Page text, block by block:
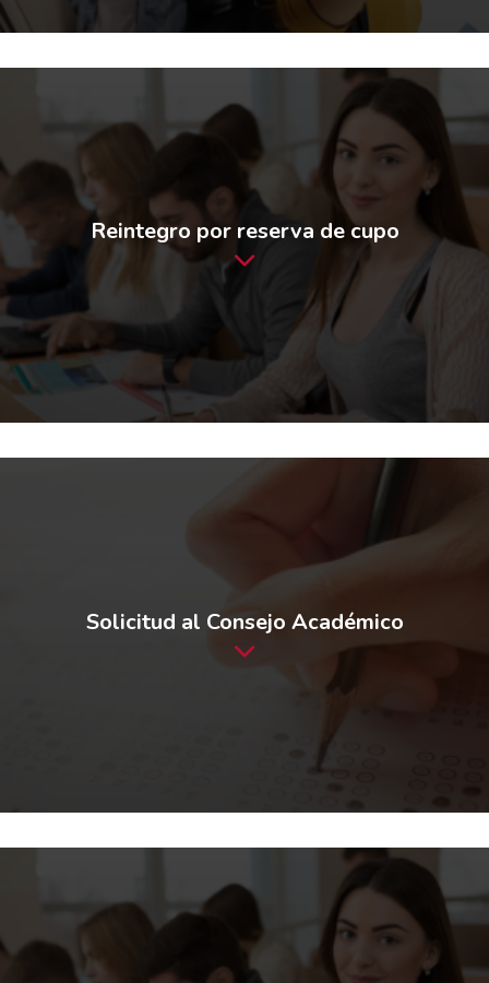
Reintegro por reserva de cupo
Solicitud al Consejo Académico